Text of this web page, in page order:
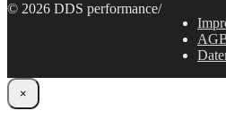
© 2026 DDS performance/
×